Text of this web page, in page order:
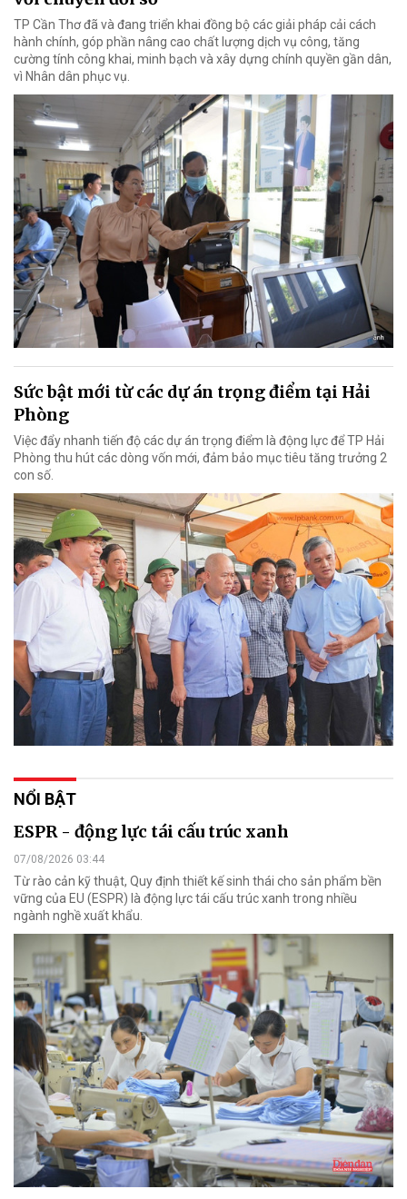
TP Cần Thơ đã và đang triển khai đồng bộ các giải pháp cải cách
hành chính, góp phần nâng cao chất lượng dịch vụ công, tăng
cường tính công khai, minh bạch và xây dựng chính quyền gần dân,
vì Nhân dân phục vụ.
Sức bật mới từ các dự án trọng điểm tại Hải
Phòng
Việc đẩy nhanh tiến độ các dự án trọng điểm là động lực để TP Hải
Phòng thu hút các dòng vốn mới, đảm bảo mục tiêu tăng trưởng 2
con số.
NỔI BẬT
ESPR - động lực tái cấu trúc xanh
07/08/2026 03:44
Từ rào cản kỹ thuật, Quy định thiết kế sinh thái cho sản phẩm bền
vững của EU (ESPR) là động lực tái cấu trúc xanh trong nhiều
ngành nghề xuất khẩu.